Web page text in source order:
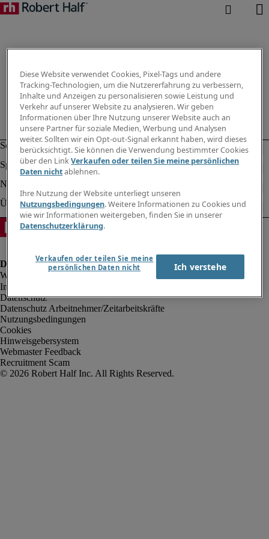
Impressum
Datenschutz
Datenschutz Arbeitnehmer/Zeitarbeitskräfte
Nutzungsbedingungen
Cookies
Hinweisgebersystem
Webmaster Feedback
Recruitment Scam
Diese Website verwendet Cookies, Pixel-Tags und andere
Tracking-Technologien, um die Nutzererfahrung zu verbessern,
Inhalte und Anzeigen zu personalisieren sowie Leistung und
Verkehr auf unserer Website zu analysieren. Wir geben
Informationen über Ihre Nutzung unserer Website auch an
unsere Partner für soziale Medien, Werbung und Analysen
weiter. Sollten wir ein Opt-out-Signal erkannt haben, wird dieses
berücksichtigt. Sie können die Verwendung bestimmter Cookies
über den LinkVerkaufen oder teilen Sie meine persönlichen
Daten nichtablehnen.
Ihre Nutzung der Website unterliegt unseren
Nutzungsbedingungen. Weitere Informationen zu Cookies und
wie wir Informationen weitergeben, finden Sie in unserer
Datenschutzerklärung.
Verkaufen oder teilen Sie meine
persönlichen Daten nicht
Ich verstehe